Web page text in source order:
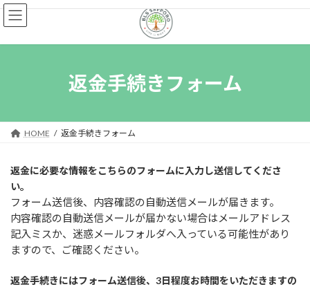
コ
ン
ン
ナ
ビ
ー
返金手続きフォーム
HOME 返金手続きフォーム
返金に必要な情報をこちらのフォームに入力し送信してくださ
い。
フォーム送信後、内容確認の自動送信メールが届きます。
内容確認の自動送信メールが届かない場合は メールアドレス
記入ミスか、迷惑メールフォルダへ入っている可能性があり
ますので、ご確認ください。
返金手続きにはフォーム送信後、3日程度お時間をいただきますの